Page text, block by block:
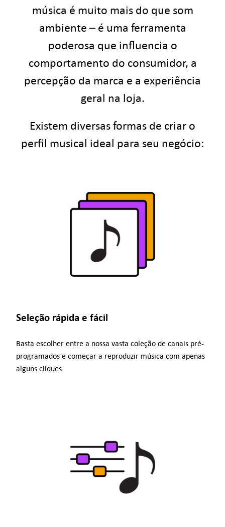
Suporte
PT-BR
música é muito mais do que som
ambiente – é uma ferramenta
poderosa que influencia o
comportamento do consumidor, a
percepção da marca e a experiência
geral na loja.
Existem diversas formas de criar o
perfil musical ideal para seu negócio:
Seleção rápida e fácil
Basta escolher entre a nossa vasta coleção de canais pré-
programados e começar a reproduzir música com apenas
alguns cliques.